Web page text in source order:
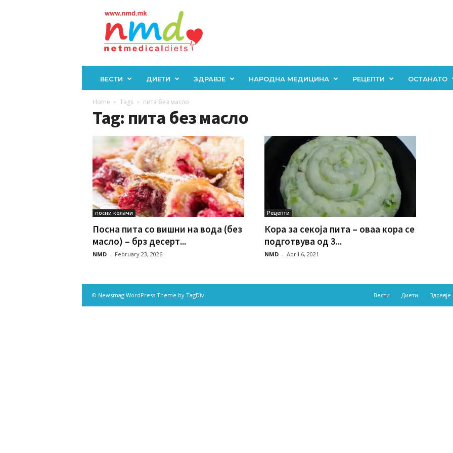
ВЕСТИ ДИЕТИ ЗДРАВЈЕ НАРОДНА МЕДИЦИНА РЕЦЕПТИ ОСТАНАТО
Home Tags пита без масло
Tag: пита без масло
посни колачи
Посна пита со вишни на вода (без
масло) – брз десерт...
NMD - February 23, 2026
Рецепти
Кора за секоја пита – оваа кора се
подготвува од 3...
NMD - April 6, 2021
Вести Диети Здравје
© Newsmag WordPress Theme by TagDiv